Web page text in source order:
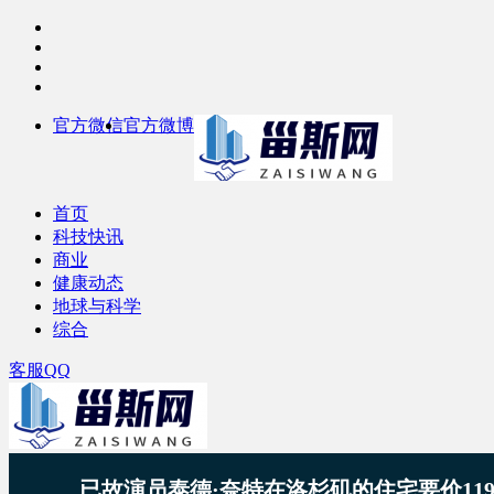
官方微信官方微博
首页
科技快讯
商业
健康动态
地球与科学
综合
客服QQ